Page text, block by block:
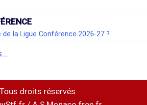
de la Ligue Conférence 2026-27 ?
Tous droits réservés